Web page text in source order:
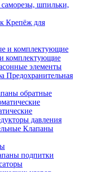
шпильки,
Крепёж для
комплектующие
элементы
Предохранительная
обратные
давления
Клапаны
подпитки